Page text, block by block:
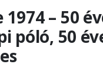
– 50
póló, 50